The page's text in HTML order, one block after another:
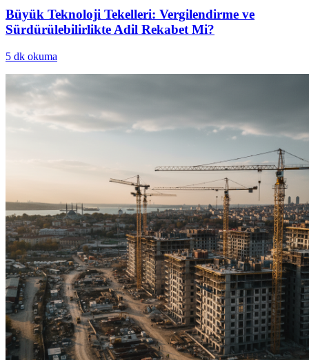
Büyük Teknoloji Tekelleri: Vergilendirme ve
Sürdürülebilirlikte Adil Rekabet Mi?
5 dk okuma